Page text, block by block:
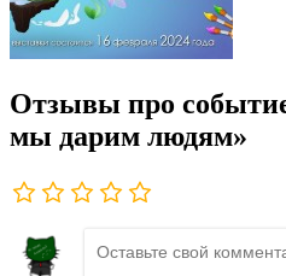
Отзывы про
мы дарим людям»